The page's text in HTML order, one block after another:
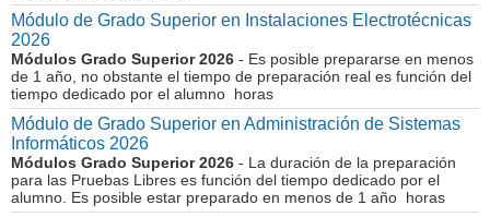
Módulo de Grado Superior en Instalaciones Electrotécnicas
2026
Módulos Grado Superior 2026 - Es posible prepararse en menos
de 1 año, no obstante el tiempo de preparación real es función del
tiempo dedicado por el alumno horas
Módulo de Grado Superior en Administración de Sistemas
Informáticos 2026
Módulos Grado Superior 2026 - La duración de la preparación
para las Pruebas Libres es función del tiempo dedicado por el
alumno. Es posible estar preparado en menos de 1 año horas